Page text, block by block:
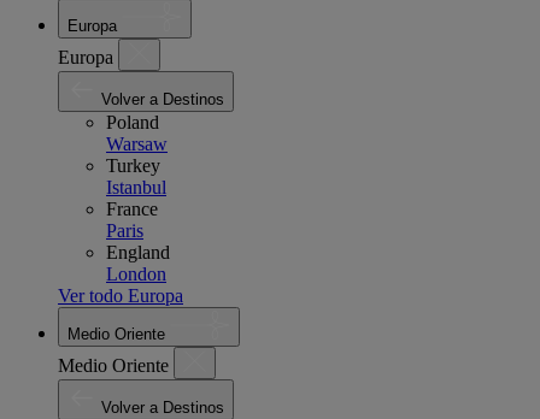
Europa
Europa
Volver a Destinos
Poland
Warsaw
Turkey
Istanbul
France
Paris
England
London
Ver todo Europa
Medio Oriente
Medio Oriente
Volver a Destinos